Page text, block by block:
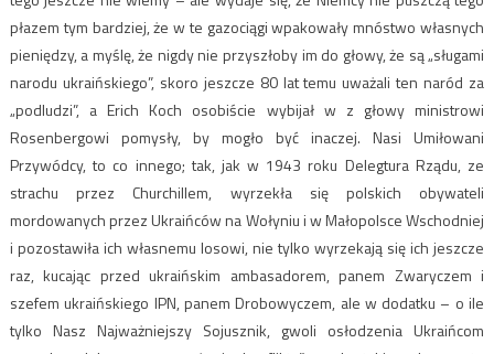
płazem tym bardziej, że w te gazociągi wpakowały mnóstwo własnych
pieniędzy, a myślę, że nigdy nie przyszłoby im do głowy, że są „sługami
narodu ukraińskiego”, skoro jeszcze 80 lat temu uważali ten naród za
„podludzi”, a Erich Koch osobiście wybijał w z głowy ministrowi
Rosenbergowi pomysły, by mogło być inaczej. Nasi Umiłowani
Przywódcy, to co innego; tak, jak w 1943 roku Delegtura Rządu, ze
strachu przez Churchillem, wyrzekła się polskich obywateli
mordowanych przez Ukraińców na Wołyniu i w Małopolsce Wschodniej
i pozostawiła ich własnemu losowi, nie tylko wyrzekają się ich jeszcze
raz, kucając przed ukraińskim ambasadorem, panem Zwaryczem i
szefem ukraińskiego IPN, panem Drobowyczem, ale w dodatku – o ile
tylko Nasz Najważniejszy Sojusznik, gwoli osłodzenia Ukraińcom